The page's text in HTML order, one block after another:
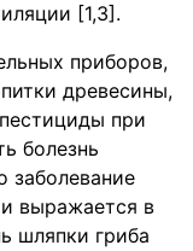
[1,3].
приборов,
древесины,
при
болезнь
заболевание
выражается в
шляпки гриба